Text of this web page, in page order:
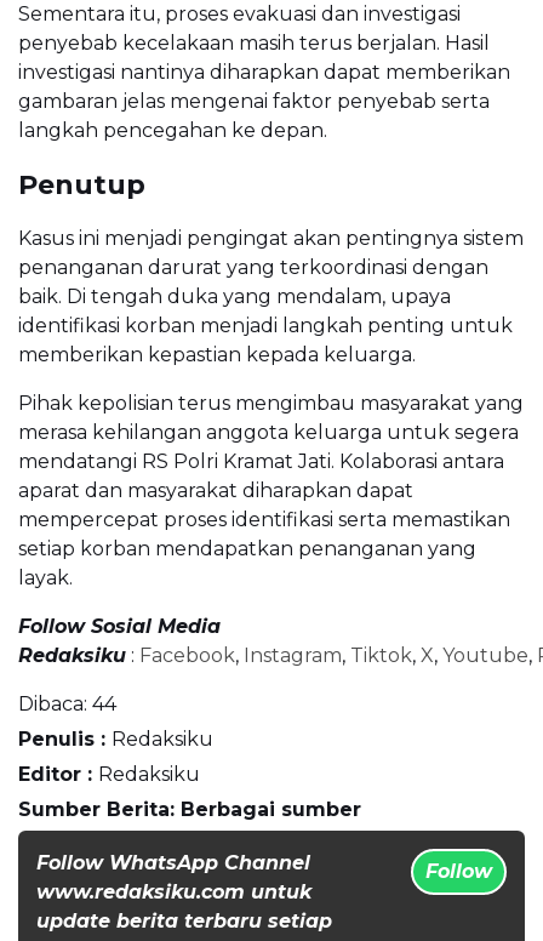
Sementara itu, proses evakuasi dan investigasi
penyebab kecelakaan masih terus berjalan. Hasil
investigasi nantinya diharapkan dapat memberikan
gambaran jelas mengenai faktor penyebab serta
langkah pencegahan ke depan.
Penutup
Kasus ini menjadi pengingat akan pentingnya sistem
penanganan darurat yang terkoordinasi dengan
baik. Di tengah duka yang mendalam, upaya
identifikasi korban menjadi langkah penting untuk
memberikan kepastian kepada keluarga.
Pihak kepolisian terus mengimbau masyarakat yang
merasa kehilangan anggota keluarga untuk segera
mendatangi RS Polri Kramat Jati. Kolaborasi antara
aparat dan masyarakat diharapkan dapat
mempercepat proses identifikasi serta memastikan
setiap korban mendapatkan penanganan yang
layak.
Follow Sosial Media
Redaksiku : Facebook, Instagram, Tiktok, X, Youtube,
Dibaca: 44
Penulis : Redaksiku
Editor : Redaksiku
Sumber Berita: Berbagai sumber
Follow WhatsApp Channel
www.redaksiku.com untuk
update berita terbaru setiap
Follow